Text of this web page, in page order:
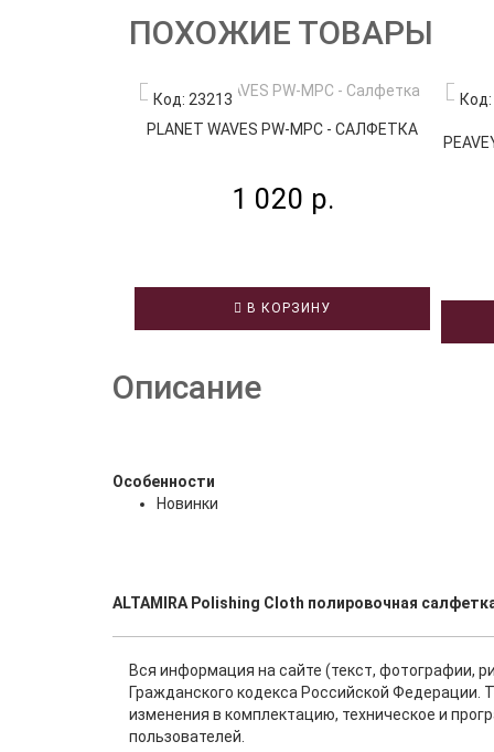
ПОХОЖИЕ ТОВАРЫ
Код: 23213
PLANET WAVES PW-MPC - САЛФЕТКА
1 020 р.
В КОРЗИНУ
Описание
Особенности
Новинки
ALTAMIRA Polishing Cloth полировочная
Вся информация на сайте (текст, фотографии,
Гражданского кодекса Российской Федерации.
изменения в комплектацию, техническое и
пользователей.